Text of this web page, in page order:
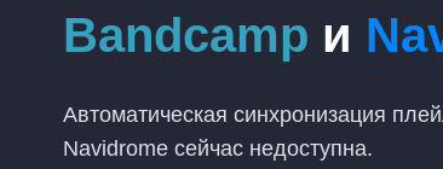
Bandcamp и
Автоматическая синхронизация
Navidrome сейчас недоступна.